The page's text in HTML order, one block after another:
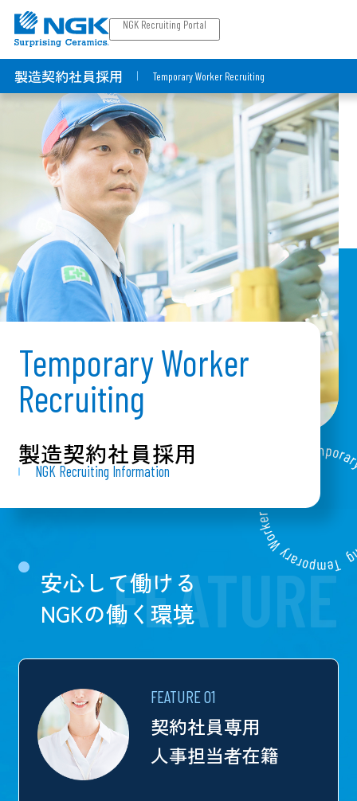
NGK Recruiting Portal
製造契約社員採用 Temporary Worker Recruiting
Temporary Worker
Recruiting
製造契約社員採用
NGK Recruiting Information
安心して働ける
NGKの働く環境
FEATURE
FEATURE 01
契約社員専用
人事担当者在籍